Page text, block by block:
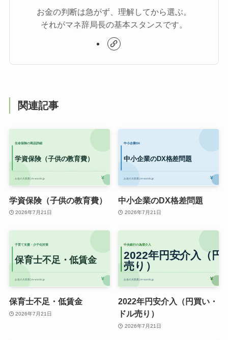
お金の判断は急がず、理解してから選ぶ。
それがマネ辞局長の基本スタンスです。
関連記事
学資保険（子供の教育費）
2026年7月21日
中小企業のDX格差問題
2026年7月21日
保育士不足・低賃金
2026年7月21日
2022年円安介入（円買い・
ドル売り）
2026年7月21日